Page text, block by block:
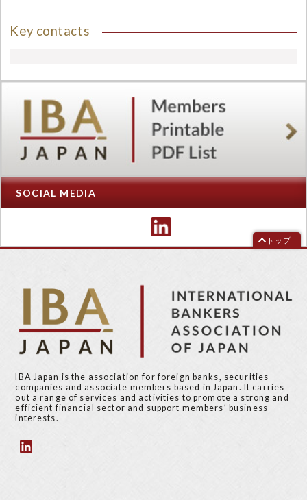
Key contacts
SOCIAL MEDIA
トップ
IBA Japan is the association for foreign banks, securities
companies and associate members based in Japan. It carries
out a range of services and activities to promote a strong and
efficient financial sector and support members’ business
interests.